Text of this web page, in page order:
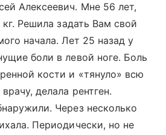
Алексеевич. Мне 56 лет,
Решила задать Вам свой
начала. Лет 25 назад у
боли в левой ноге. Боль
кости и «тянуло» всю
делала рентген.
Через несколько
Периодически, но не